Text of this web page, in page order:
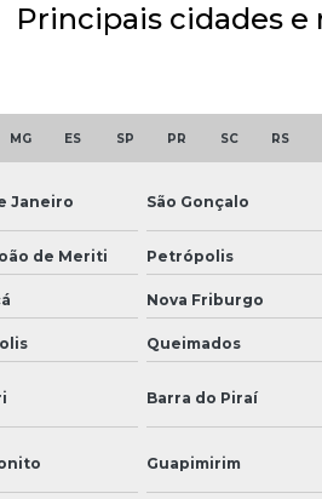
Principais cidades
MG ES SP PR SC RS
Janeiro São Gonçalo
de Meriti Petrópolis
Nova Friburgo
Queimados
Barra do Piraí
Guapimirim